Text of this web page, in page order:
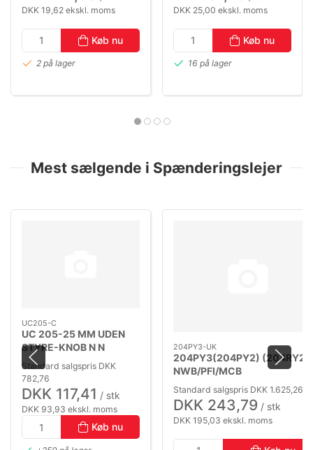
DKK 19,62 ekskl. moms
Køb nu
2 på lager
DKK 25,00 ekskl. moms
Køb nu
16 på lager
Mest sælgende i Spænderingslejer
UC205-C
UC 205-25 MM UDEN
STYRE-KNOB N N
(YAR205)(GYE25KRRB)
Standard salgspris DKK
782,76
DKK 117,41 / stk
DKK 93,93 ekskl. moms
Køb nu
204PY3-UK
204PY3(204PY2) (204RY2)
NWB/PFI/MCB
16,027X45,237X18,542/
Standard salgspris DKK 1.625,26
DKK 243,79 / stk
DKK 195,03 ekskl. moms